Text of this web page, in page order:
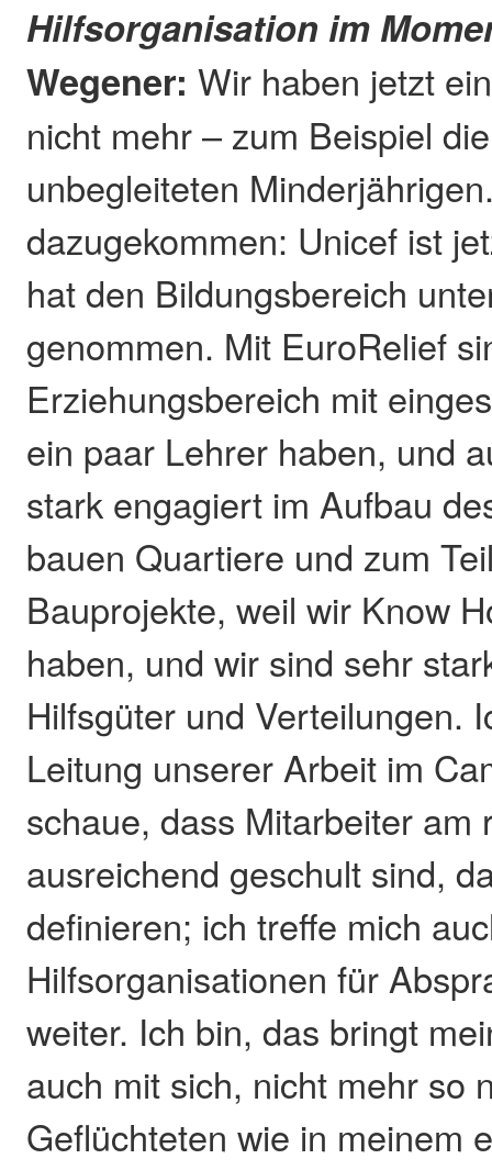
Hilfsorganisation im
Wegener: Wir haben jetzt
nicht mehr – zum Beispiel
unbegleiteten
dazugekommen: Unicef ist
hat den Bildungsbereich
genommen. Mit EuroRelief
Erziehungsbereich mit
ein paar Lehrer haben, und
stark engagiert im Aufbau
bauen Quartiere und zum
Bauprojekte, weil wir Know
haben, und wir sind sehr
Hilfsgüter und Verteilungen.
Leitung unserer Arbeit im
schaue, dass Mitarbeiter am
ausreichend geschult sind,
definieren; ich treffe mich
Hilfsorganisationen für
weiter. Ich bin, das bringt
auch mit sich, nicht mehr so
Geflüchteten wie in meinem